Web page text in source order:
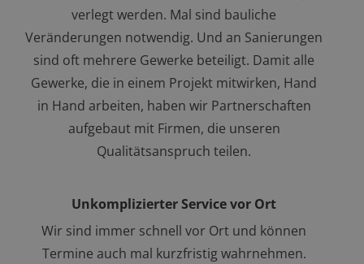
verlegt werden. Mal sind bauliche
Veränderungen notwendig. Und an Sanierungen
sind oft mehrere Gewerke beteiligt. Damit alle
Gewerke, die in einem Projekt mitwirken, Hand
in Hand arbeiten, haben wir Partnerschaften
aufgebaut mit Firmen, die unseren
Qualitätsanspruch teilen.
Unkomplizierter Service vor Ort
Wir sind immer schnell vor Ort und können
Termine auch mal kurzfristig wahrnehmen.